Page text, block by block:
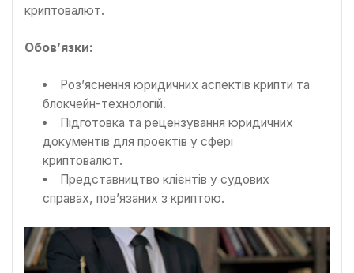
криптовалют.
Обов’язки:
Роз’яснення юридичних аспектів крипти та
блокчейн-технологій.
Підготовка та рецензування юридичних
документів для проектів у сфері
криптовалют.
Представництво клієнтів у судових
справах, пов’язаних з криптою.